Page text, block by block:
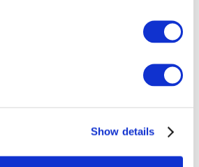
Show details
По країнах